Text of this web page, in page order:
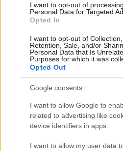
I want to opt-out of
Personal Data for Targeted
Opted In
I want to opt-out of Collection,
Retention, Sale, and/or
Personal Data that Is
Purposes for which it was
Opted Out
Google consents
I want to allow Google to
related to advertising like
device identifiers in apps.
I want to allow my user data
F
a
ce
b
o
o
k
T
w
it
te
r
Pi
n
te
re
st
W
h
at
s
A
p
S
h
a
Articolo
Prossimo
NOTIZIE RECENTI
Le previsioni meteo
Gallura